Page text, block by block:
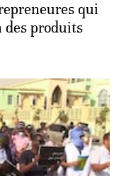
qui
produits